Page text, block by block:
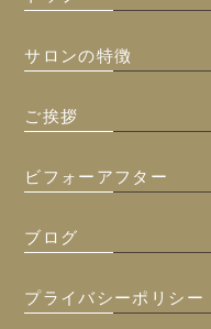
サロンの特徴
ご挨拶
ビフォーアフター
ブログ
プライバシーポリシー